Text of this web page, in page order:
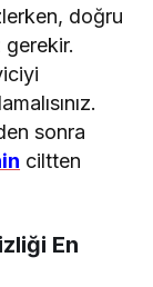
doğru
sonra
ciltten
En